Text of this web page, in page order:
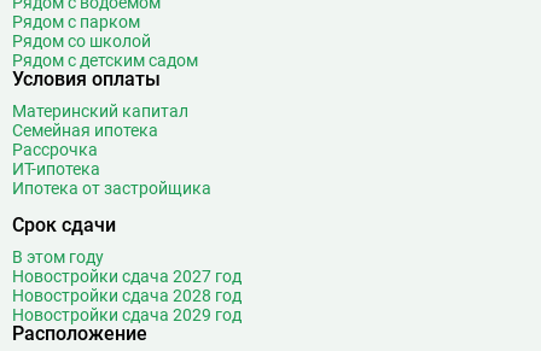
Рядом с парком
Рядом со школой
Рядом с детским садом
Условия оплаты
Материнский капитал
Семейная ипотека
Рассрочка
ИТ-ипотека
Ипотека от застройщика
Срок сдачи
В этом году
Новостройки сдача 2027 год
Новостройки сдача 2028 год
Новостройки сдача 2029 год
Расположение